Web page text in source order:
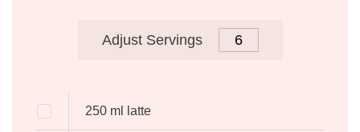
Adjust Servings
250 ml latte